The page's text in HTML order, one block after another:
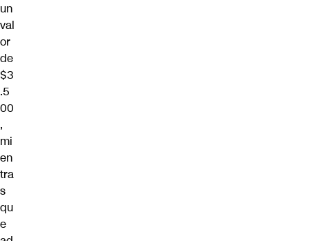
un
val
or
de
$3
.5
00
,
mi
en
tra
s
qu
e